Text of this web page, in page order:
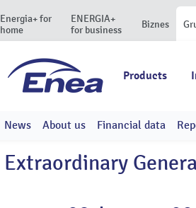
Energia+ for
home
ENERGIA+
for business
Biznes
Products
News About us Financial data
Extraordinary